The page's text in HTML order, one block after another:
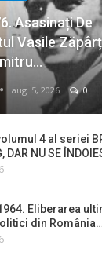
Asasinați De
Vasile
aug. 5, 2026 0
4 al seriei
DAR NU SE
Eliberarea
din România…